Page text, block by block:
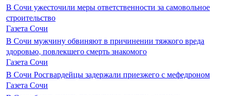
В Сочи ужесточили меры ответственности за самовольное
строительство
Газета Сочи
В Сочи мужчину обвиняют в причинении тяжкого вреда
здоровью, повлекшего смерть знакомого
Газета Сочи
В Сочи Росгвардейцы задержали приезжего с мефедроном
Газета Сочи